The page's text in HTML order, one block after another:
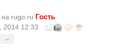
на rugo.ru Гость
2014 12:33
–